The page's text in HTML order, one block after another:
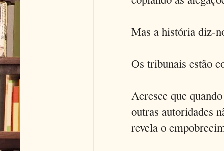
Mas a história diz-
Os tribunais estão
Acresce que
outras autoridades
revela o